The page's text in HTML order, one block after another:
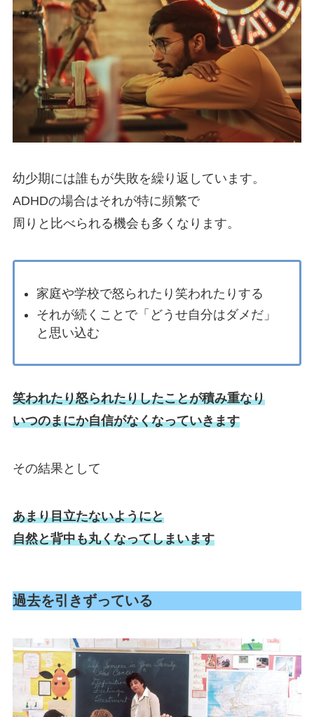
幼少期には誰もが失敗を繰り返しています。
ADHDの場合はそれが特に頻繁で
周りと比べられる機会も多くなります。
家庭や学校で怒られたり笑われたりする
それが続くことで「どうせ自分はダメだ」
と思い込む
笑われたり怒られたりしたことが積み重なり
いつのまにか自信がなくなっていきます
その結果として
あまり目立たないようにと
自然と背中も丸くなってしまいます
過去を引きずっている